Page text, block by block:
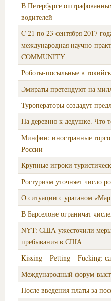
В Петербурге
водителей
C 21 по 23 сентября 2017
международная научно-
COMMUNITY
Роботы-посыльные в
Эмираты претендуют на
Туроператоры создадут
На деревню к дедушке. Что
Минфин: иностранные
России
Крупные игроки
Ростуризм уточняет число
О ситуации с ураганом
В Барселоне ограничат
NYT: США ужесточили
пребывания в США
Kissing – Petting – Fucking:
Международный форум-
После введения платы за